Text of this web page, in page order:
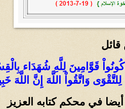
قائل
كُونُواْ قَوَّامِينَ لِلَّهِ شُهَدَاء
لِلتَّقْوَى وَاتَّقُواْ اللَّهَ إِنَّ اللَّهَ خَبِيرٌ بِمَا
أيضا في محكم كتابه العزيز